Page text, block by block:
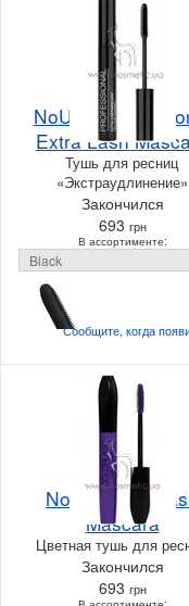
NoUBA
Extra Lash
Тушь для ресниц
«Экстраудлинение»
Закончился
693 грн
В ассортименте:
Сообщите, когда
NoUBA
Mascara
Цветная тушь для
Закончился
693 грн